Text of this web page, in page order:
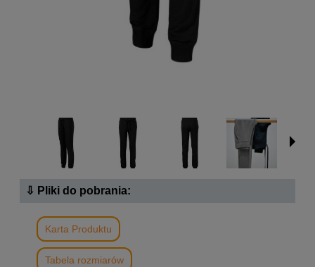
⇩ Pliki do pobrania:
Karta Produktu
Tabela rozmiarów